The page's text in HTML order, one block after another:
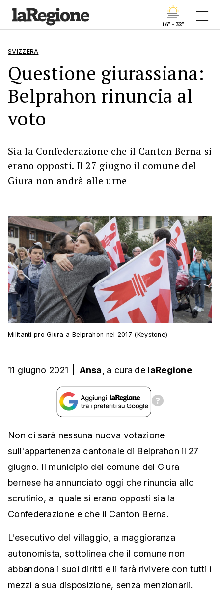
16° - 32°
SVIZZERA
Questione giurassiana:
Belprahon rinuncia al
voto
Sia la Confederazione che il Canton Berna si
erano opposti. Il 27 giugno il comune del
Giura non andrà alle urne
Militanti pro Giura a Belprahon nel 2017 (Keystone)
11 giugno 2021 Ansa, a cura de laRegione
Non ci sarà nessuna nuova votazione
sull'appartenenza cantonale di Belprahon il 27
giugno. Il municipio del comune del Giura
bernese ha annunciato oggi che rinuncia allo
scrutinio, al quale si erano opposti sia la
Confederazione e che il Canton Berna.
L'esecutivo del villaggio, a maggioranza
autonomista, sottolinea che il comune non
abbandona i suoi diritti e li farà rivivere con tutti i
mezzi a sua disposizione, senza menzionarli.